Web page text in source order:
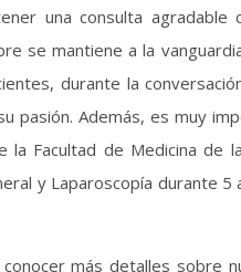
una consulta agradable
se mantiene a la
durante la
pasión. Además, es muy
Facultad de Medicina de
y Laparoscopía durante 5
más detalles sobre